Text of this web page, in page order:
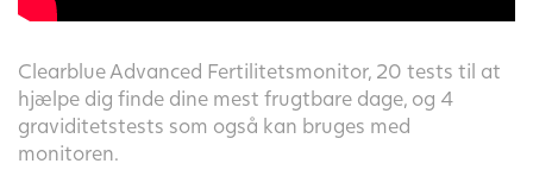
Clearblue Advanced Fertilitetsmonitor, 20 tests til at
hjælpe dig finde dine mest frugtbare dage, og 4
graviditetstests som også kan bruges med
monitoren.